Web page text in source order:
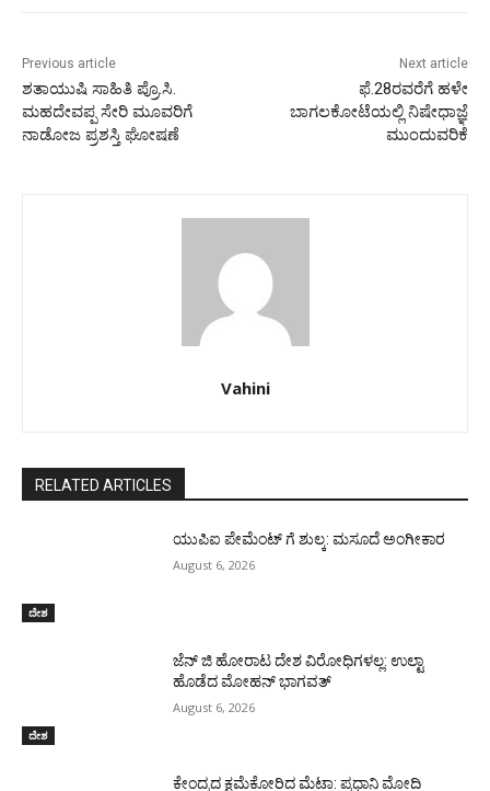
Previous article
ಶತಾಯುಷಿ ಸಾಹಿತಿ ಪ್ರೊ.ಸಿ.
ಮಹದೇವಪ್ಪ ಸೇರಿ ಮೂವರಿಗೆ
ನಾಡೋಜ ಪ್ರಶಸ್ತಿ ಘೋಷಣೆ
Next article
ಫೆ.28ರವರೆಗೆ ಹಳೇ
ಬಾಗಲಕೋಟೆಯಲ್ಲಿ ನಿಷೇಧಾಜ್ಞೆ
ಮುಂದುವರಿಕೆ
Vahini
RELATED ARTICLES
ದೇಶ
ಯುಪಿಐ ಪೇಮೆಂಟ್ ಗೆ ಶುಲ್ಕ: ಮಸೂದೆ ಅಂಗೀಕಾರ
August 6, 2026
ದೇಶ
ಜೆನ್ ಜಿ ಹೋರಾಟ ದೇಶ ವಿರೋಧಿಗಳಲ್ಲ: ಉಲ್ಟಾ
ಹೊಡೆದ ಮೋಹನ್ ಭಾಗವತ್
August 6, 2026
ಕೇಂದ್ರದ ಕ್ಷಮೆಕೋರಿದ ಮೆಟಾ: ಪ್ರಧಾನಿ ಮೋದಿ